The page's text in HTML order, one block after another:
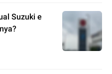
Suzuki e